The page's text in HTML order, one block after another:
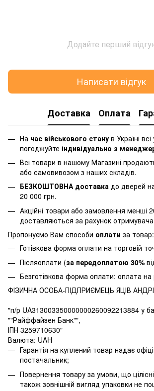
Додайте перший
Написати відгук
Доставка Оплата
На час військового стану в Україні
погоджуйте індивідуально з
Всі товари в нашому Магазині
або самовивозом з наших складів.
БЕЗКОШТОВНА доставка до дверей
20 000 грн.
Акційні товари або замовлення менші
доставляються за рахунок
Пропонуємо Вам способи оплати за товар:
Готівкова форма оплати на торговій
Післяоплати (за передоплатою 30%
Безготівкова форма оплати: оплата
ФІЗИЧНА ОСОБА-ПІДПРИЄМЕЦЬ ЯЦІВ
"п/р UA313003350000000260092213884 у
""Райффайзен Банк"",
ІПН 3259710630"
Валюта: UAH
Гарантія на куплений товар надає
постачальник;
Повернення товару за умови, що
також зовнішній вигляд упаковки не